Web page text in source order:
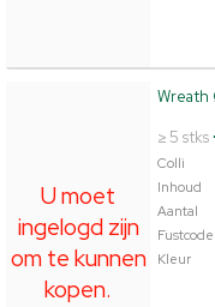
U moet
ingelogd zijn
om te kunnen
kopen.
Wreath
≥ 5 stks
Colli
Inhoud
Aantal
Fustcode
Kleur
Wreath Ø40cm
U moet ingelogd